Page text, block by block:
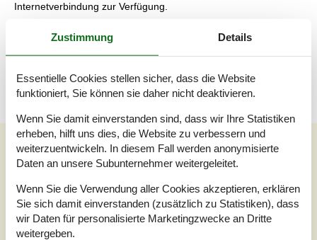
Internetverbindung zur Verfügung.
Wissenswertes
Keine Vermietung an Jugendgruppen, in denen alle 15-25 Jahre
sind. Rauchen ist nicht zugelassen. Bei Nichtbeachtung dieses
Verbots wird eine Gebühr von mindestens EUR 420,- erhoben.
Unsere Gästebewertungen
Unsere GästebewertungenExterne Bewertungen
4,0 Bezogen auf3Bewertungen
Zustimmung Details
Essentielle Cookies stellen sicher, dass die Website
funktioniert, Sie können sie daher nicht deaktivieren.
Wenn Sie damit einverstanden sind, dass wir Ihre Statistiken
erheben, hilft uns dies, die Website zu verbessern und
weiterzuentwickeln. In diesem Fall werden anonymisierte
Daten an unsere Subunternehmer weitergeleitet.
Wenn Sie die Verwendung aller Cookies akzeptieren, erklären
Sie sich damit einverstanden (zusätzlich zu Statistiken), dass
wir Daten für personalisierte Marketingzwecke an Dritte
weitergeben.